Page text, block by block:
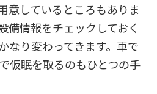
意しているところもありま
備情報をチェックしておく
なり変わってきます。車で
仮眠を取るのもひとつの手